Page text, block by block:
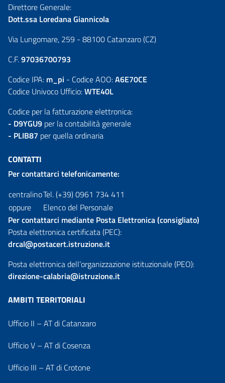
Direttore Generale:
Dott.ssa Loredana Giannicola
Via Lungomare, 259 - 88100 Catanzaro (CZ)
C.F.97036700793
Codice IPA: m_pi - Codice AOO:A6E70CE
Codice Univoco Ufficio:WTE40L
Codice per la fatturazione elettronica:
- D9YGU9 per la contabilità generale
- PLIB87 per quella ordinaria
CONTATTI
Per contattarci telefonicamente:
centralinoTel. (+39) 0961 734 411
oppure
Elenco del Personale
Per contattarci mediante Posta Elettronica (consigliato)
Posta elettronica certificata (PEC):
drcal@postacert.istruzione.it
Posta elettronica dell’organizzazione istituzionale (PEO):
direzione-calabria@istruzione.it
AMBITI TERRITORIALI
Ufficio II – AT di Catanzaro
Ufficio V – AT di Cosenza
Ufficio III – AT di Crotone